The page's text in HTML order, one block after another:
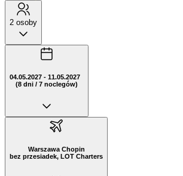
2 osoby
04.05.2027 - 11.05.2027
(8 dni / 7 noclegów)
Warszawa Chopin
bez przesiadek, LOT Charters